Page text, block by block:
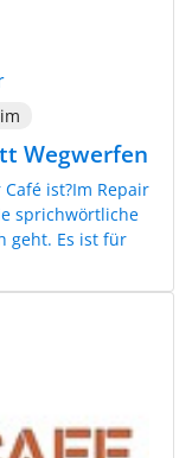
Wegwerfen
ist?Im Repair
sprichwörtliche
geht. Es ist für